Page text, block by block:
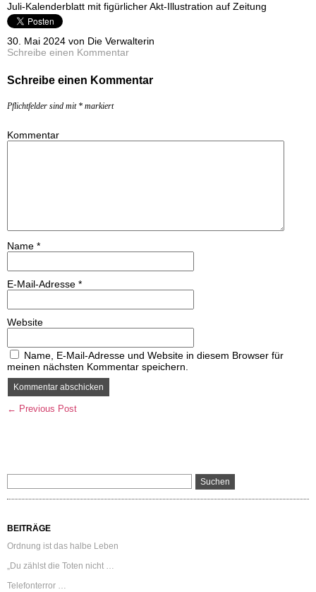
Juli-Kalenderblatt mit figürlicher Akt-Illustration auf Zeitung
30. Mai 2024 von Die Verwalterin
Schreibe einen Kommentar
Schreibe einen Kommentar
Pflichtfelder sind mit * markiert
Kommentar
Name *
E-Mail-Adresse *
Website
Name, E-Mail-Adresse und Website in diesem Browser für
meinen nächsten Kommentar speichern.
← Previous Post
BEITRÄGE
Ordnung ist das halbe Leben
„Du zählst die Toten nicht …
Telefonterror …